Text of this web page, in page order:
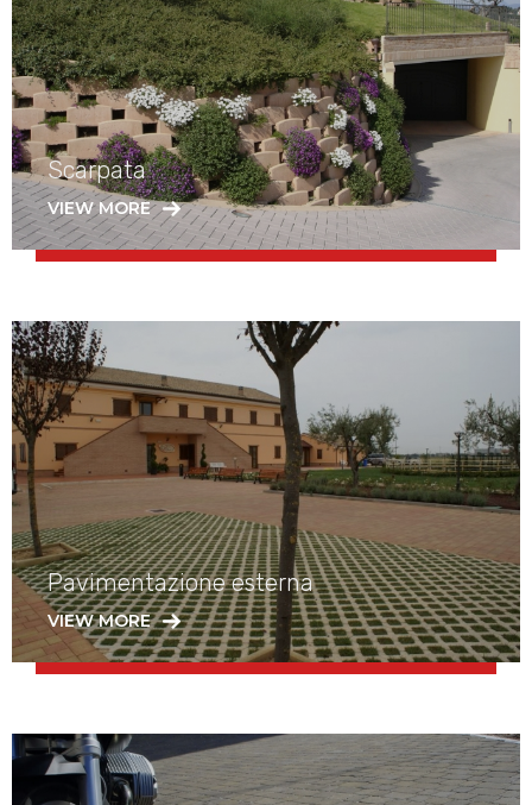
Scarpata
VIEW MORE
Pavimentazione esterna
VIEW MORE